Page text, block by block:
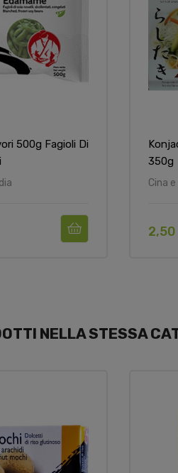
500g Fagioli Di
350g
Cina
NELLA STESSA